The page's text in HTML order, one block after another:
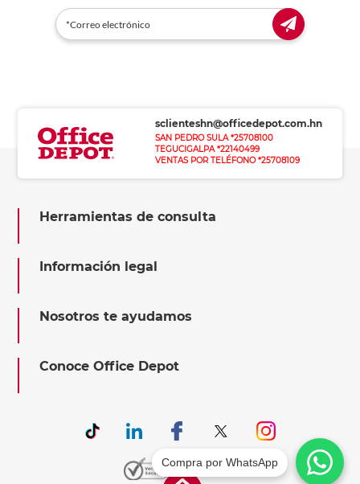
sclienteshn@officedepot.com.hn
SAN PEDRO SULA *25708100
TEGUCIGALPA *22140499
VENTAS POR TELÉFONO *25708109
Herramientas de consulta
Información legal
Nosotros te ayudamos
Conoce Office Depot
Compra por WhatsApp